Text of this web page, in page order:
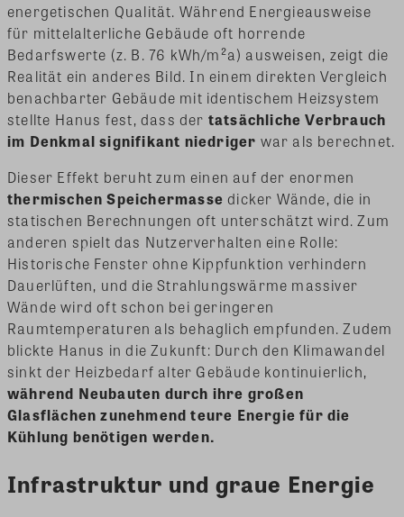
energetischen Qualität. Während Energieausweise
für mittelalterliche Gebäude oft horrende
Bedarfswerte (z. B. 76 kWh/m²a) ausweisen, zeigt die
Realität ein anderes Bild. In einem direkten Vergleich
benachbarter Gebäude mit identischem Heizsystem
stellte Hanus fest, dass der tatsächliche Verbrauch
im Denkmal signifikant niedriger war als berechnet.
Dieser Effekt beruht zum einen auf der enormen
thermischen Speichermasse dicker Wände, die in
statischen Berechnungen oft unterschätzt wird. Zum
anderen spielt das Nutzerverhalten eine Rolle:
Historische Fenster ohne Kippfunktion verhindern
Dauerlüften, und die Strahlungswärme massiver
Wände wird oft schon bei geringeren
Raumtemperaturen als behaglich empfunden. Zudem
blickte Hanus in die Zukunft: Durch den Klimawandel
sinkt der Heizbedarf alter Gebäude kontinuierlich,
während Neubauten durch ihre großen
Glasflächen zunehmend teure Energie für die
Kühlung benötigen werden.
Infrastruktur und graue Energie